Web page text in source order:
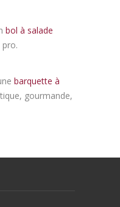
bol à salade
barquette à
gourmande,